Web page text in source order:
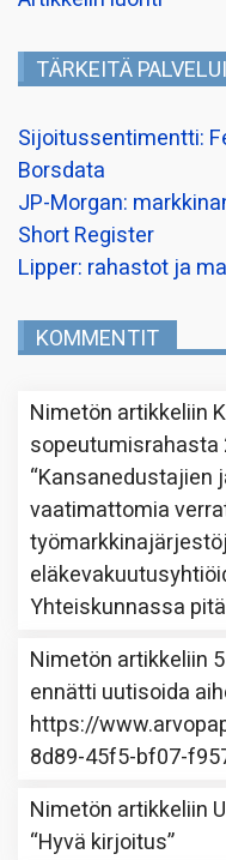
TÄRKEITÄ
Sijoitussentimentti:
Borsdata
JP-Morgan:
Short Register
Lipper: rahastot ja
KOMMENTIT
Nimetön artikkeliin
sopeutumisrahasta
“Kansanedustajien
vaatimattomia
Yhteiskunnassa
Nimetön artikkeliin
ennätti uutisoida
https://
8d89-45f5-bf07-
Nimetön artikkeliin
“Hyvä kirjoitus”